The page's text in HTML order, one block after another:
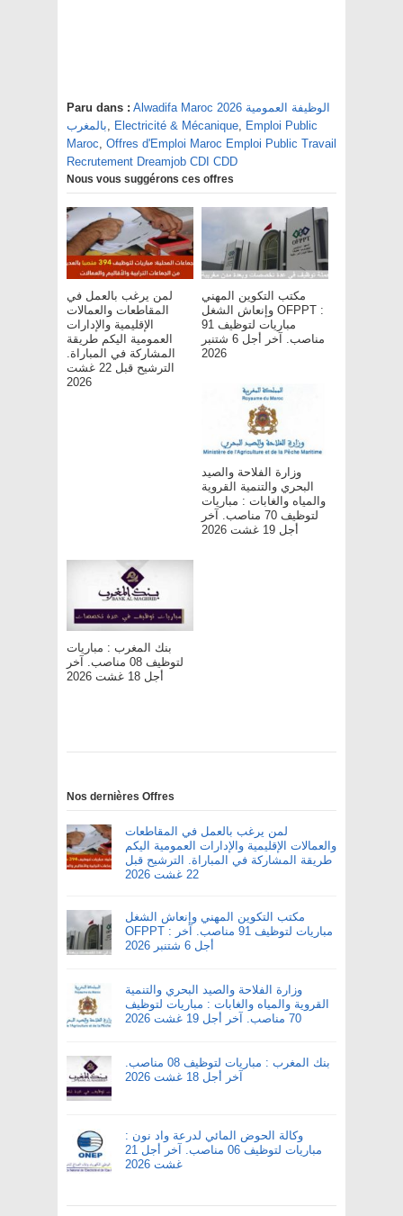
Paru dans : Alwadifa Maroc 2026 الوظيفة العمومية
بالمغرب, Electricité & Mécanique, Emploi Public
Maroc, Offres d'Emploi Maroc Emploi Public Travail
Recrutement Dreamjob CDI CDD
Nous vous suggérons ces offres
لمن يرغب بالعمل في
المقاطعات والعمالات
الإقليمية والإدارات
العمومية اليكم طريقة
المشاركة في المباراة.
الترشيح قبل 22 غشت
2026
مكتب التكوين المهني
وإنعاش الشغل OFPPT :
مباريات لتوظيف 91
مناصب. آخر أجل 6 شتنبر
2026
وزارة الفلاحة والصيد
البحري والتنمية القروية
والمياه والغابات : مباريات
لتوظيف 70 مناصب. آخر
أجل 19 غشت 2026
بنك المغرب : مباريات
لتوظيف 08 مناصب. آخر
أجل 18 غشت 2026
Nos dernières Offres
لمن يرغب بالعمل في المقاطعات
والعمالات الإقليمية والإدارات العمومية اليكم
طريقة المشاركة في المباراة. الترشيح قبل
22 غشت 2026
مكتب التكوين المهني وإنعاش الشغل
OFPPT : مباريات لتوظيف 91 مناصب. آخر
أجل 6 شتنبر 2026
وزارة الفلاحة والصيد البحري والتنمية
القروية والمياه والغابات : مباريات لتوظيف
70 مناصب. آخر أجل 19 غشت 2026
بنك المغرب : مباريات لتوظيف 08 مناصب.
آخر أجل 18 غشت 2026
وكالة الحوض المائي لدرعة واد نون :
مباريات لتوظيف 06 مناصب. آخر أجل 21
غشت 2026